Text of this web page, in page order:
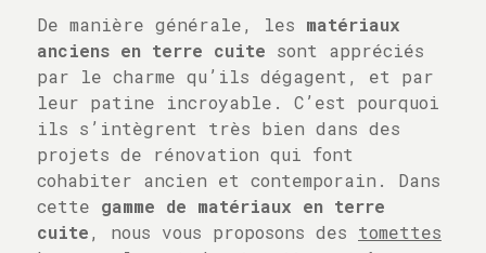
De manière générale, les matériaux
anciens en terre cuite sont appréciés
par le charme qu’ils dégagent, et par
leur patine incroyable. C’est pourquoi
ils s’intègrent très bien dans des
projets de rénovation qui font
cohabiter ancien et contemporain. Dans
cette gamme de matériaux en terre
cuite, nous vous proposons des tomettes